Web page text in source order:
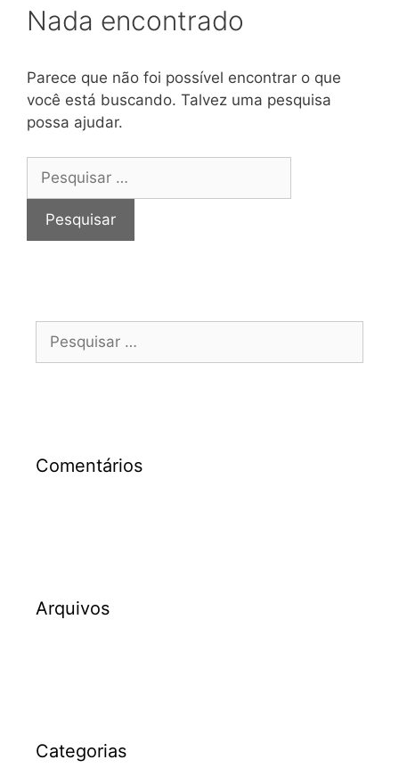
Nada encontrado
Parece que não foi possível encontrar o que
você está buscando. Talvez uma pesquisa
possa ajudar.
Comentários
Arquivos
Categorias